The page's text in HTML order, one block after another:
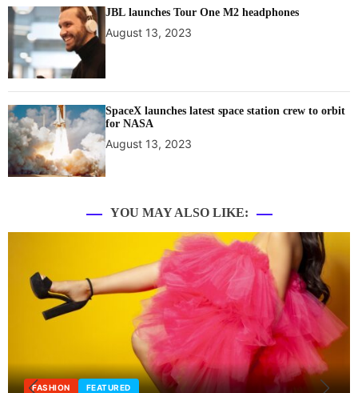
JBL launches Tour One M2 headphones
August 13, 2023
SpaceX launches latest space station crew to orbit
for NASA
August 13, 2023
YOU MAY ALSO LIKE:
FASHION FEATURED